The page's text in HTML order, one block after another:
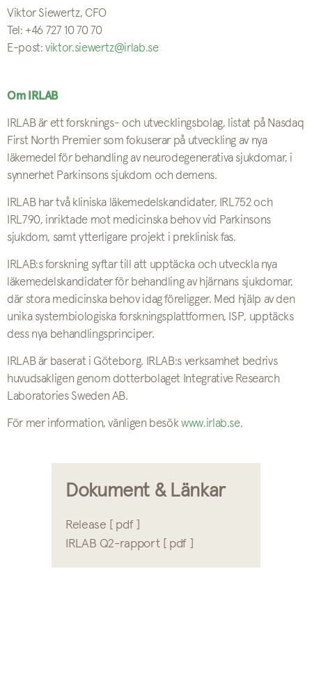
Viktor Siewertz, CFO
Tel: +46 727 10 70 70
E-post:viktor.siewertz@irlab.se
Om IRLAB
IRLAB är ett forsknings- och utvecklingsbolag, listat på Nasdaq
First North Premier som fokuserar på utveckling av nya
läkemedel för behandling av neurodegenerativa sjukdomar, i
synnerhet Parkinsons sjukdom och demens.
IRLAB har två kliniska läkemedelskandidater, IRL752 och
IRL790, inriktade mot medicinska behov vid Parkinsons
sjukdom, samt ytterligare projekt i preklinisk fas.
IRLAB:s forskning syftar till att upptäcka och utveckla nya
läkemedelskandidater för behandling av hjärnans sjukdomar,
där stora medicinska behov idag föreligger. Med hjälp av den
unika systembiologiska forskningsplattformen, ISP, upptäcks
dess nya behandlingsprinciper.
IRLAB är baserat i Göteborg. IRLAB:s verksamhet bedrivs
huvudsakligen genom dotterbolaget Integrative Research
Laboratories Sweden AB.
För mer information, vänligen besökwww.irlab.se.
Dokument & Länkar
Release [ pdf ]
IRLAB Q2-rapport [ pdf ]